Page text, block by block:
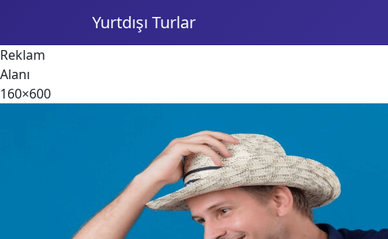
Yurtdışı Turlar
Reklam
Alanı
160×600